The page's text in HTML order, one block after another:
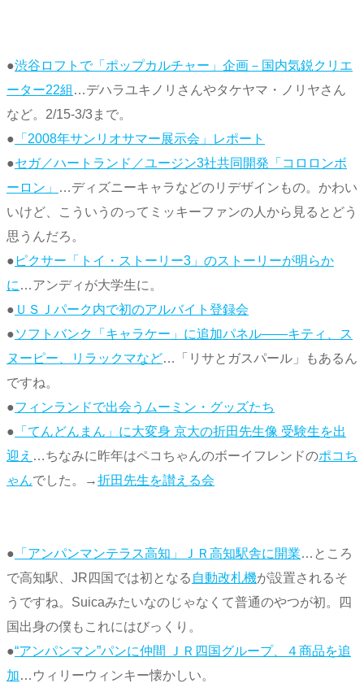
●渋谷ロフトで「ポップカルチャー」企画－国内気鋭クリエ
ーター22組 …デハラユキノリさんやタケヤマ・ノリヤさん
など。2/15-3/3まで。
● 「2008年サンリオサマー展示会」レポート
●セガ／ハートランド／ユージン3社共同開発「コロロンボ
ーロン」
…ディズニーキャラなどのリデザインもの。かわい
いけど、こういうのってミッキーファンの人から見るとどう
思うんだろ。
● ピクサー「トイ・ストーリー3」のストーリーが明らか
に …アンディが大学生に。
● ＵＳＪパーク内で初のアルバイト登録会
●ソフトバンク「キャラケー」に追加パネル――キティ、ス
ヌーピー、リラックマなど…「リサとガスパール」もあるん
ですね。
●フィンランドで出会うムーミン・グッズたち
● 「てんどんまん」に大変身 京大の折田先生像 受験生を出
迎え …ちなみに昨年はペコちゃんのボーイフレンドのポコち
ゃんでした。→折田先生を讃える会
● 「アンパンマンテラス高知」ＪＲ高知駅舎に開業…ところ
で高知駅、JR四国では初となる 自動改札機が設置されるそ
うですね。Suicaみたいなのじゃなくて普通のやつが初。四
国出身の僕もこれにはびっくり。
●“アンパンマン”パンに仲間 ＪＲ四国グループ、４商品を追
加…ウィリーウィンキー懐かしい。